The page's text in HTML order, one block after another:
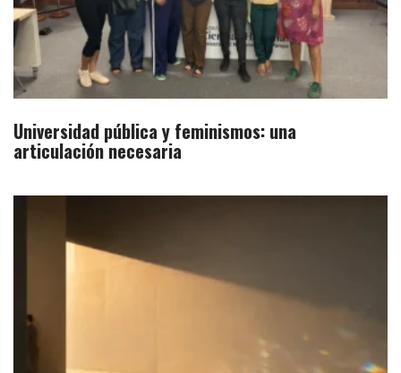
Universidad pública y feminismos: una
articulación necesaria